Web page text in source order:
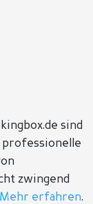
sind
professionelle
zwingend
Mehr erfahren.